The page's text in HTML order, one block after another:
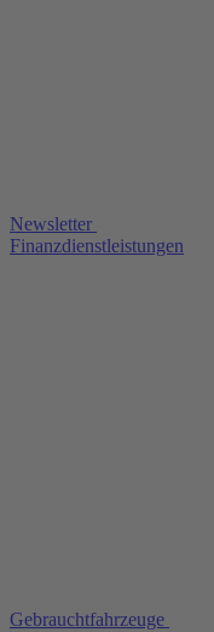
Newsletter
Finanzdienstleistungen
Gebrauchtfahrzeuge